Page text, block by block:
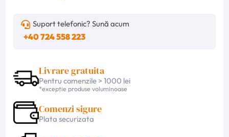
Suport telefonic? Sună acum
+40 724 558 223
Livrare gratuita
Pentru comenzile > 1000 lei
*excepție produse voluminoase
Comenzi sigure
Plata securizata